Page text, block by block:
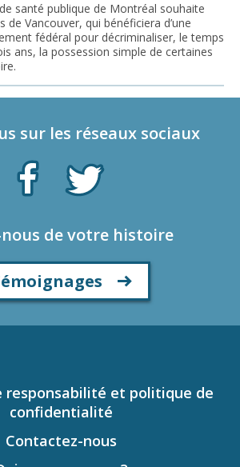
santé publique de Montréal souhaite
de Vancouver, qui bénéficiera d’une
fédéral pour décriminaliser, le temps
ans, la possession simple de certaines
sur les réseaux sociaux
nous de votre histoire
responsabilité et politique de
confidentialité
Contactez-nous